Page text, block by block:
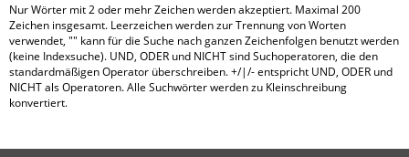
Nur Wörter mit 2 oder mehr Zeichen werden akzeptiert. Maximal 200
Zeichen insgesamt. Leerzeichen werden zur Trennung von Worten
verwendet, "" kann für die Suche nach ganzen Zeichenfolgen benutzt werden
(keine Indexsuche). UND, ODER und NICHT sind Suchoperatoren, die den
standardmäßigen Operator überschreiben. +/|/- entspricht UND, ODER und
NICHT als Operatoren. Alle Suchwörter werden zu Kleinschreibung
konvertiert.